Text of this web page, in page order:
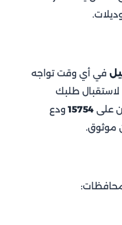
في أي وقت تواجه
طلبك
على 15754ودع
موثوق.